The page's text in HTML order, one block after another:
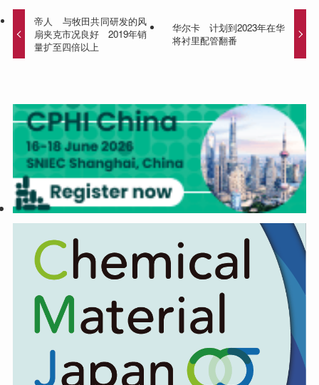
帝人 与牧田共同研发的风
扇夹克市况良好 2019年销
量扩至四倍以上
华尔卡 计划到2023年在华
将衬里配管翻番